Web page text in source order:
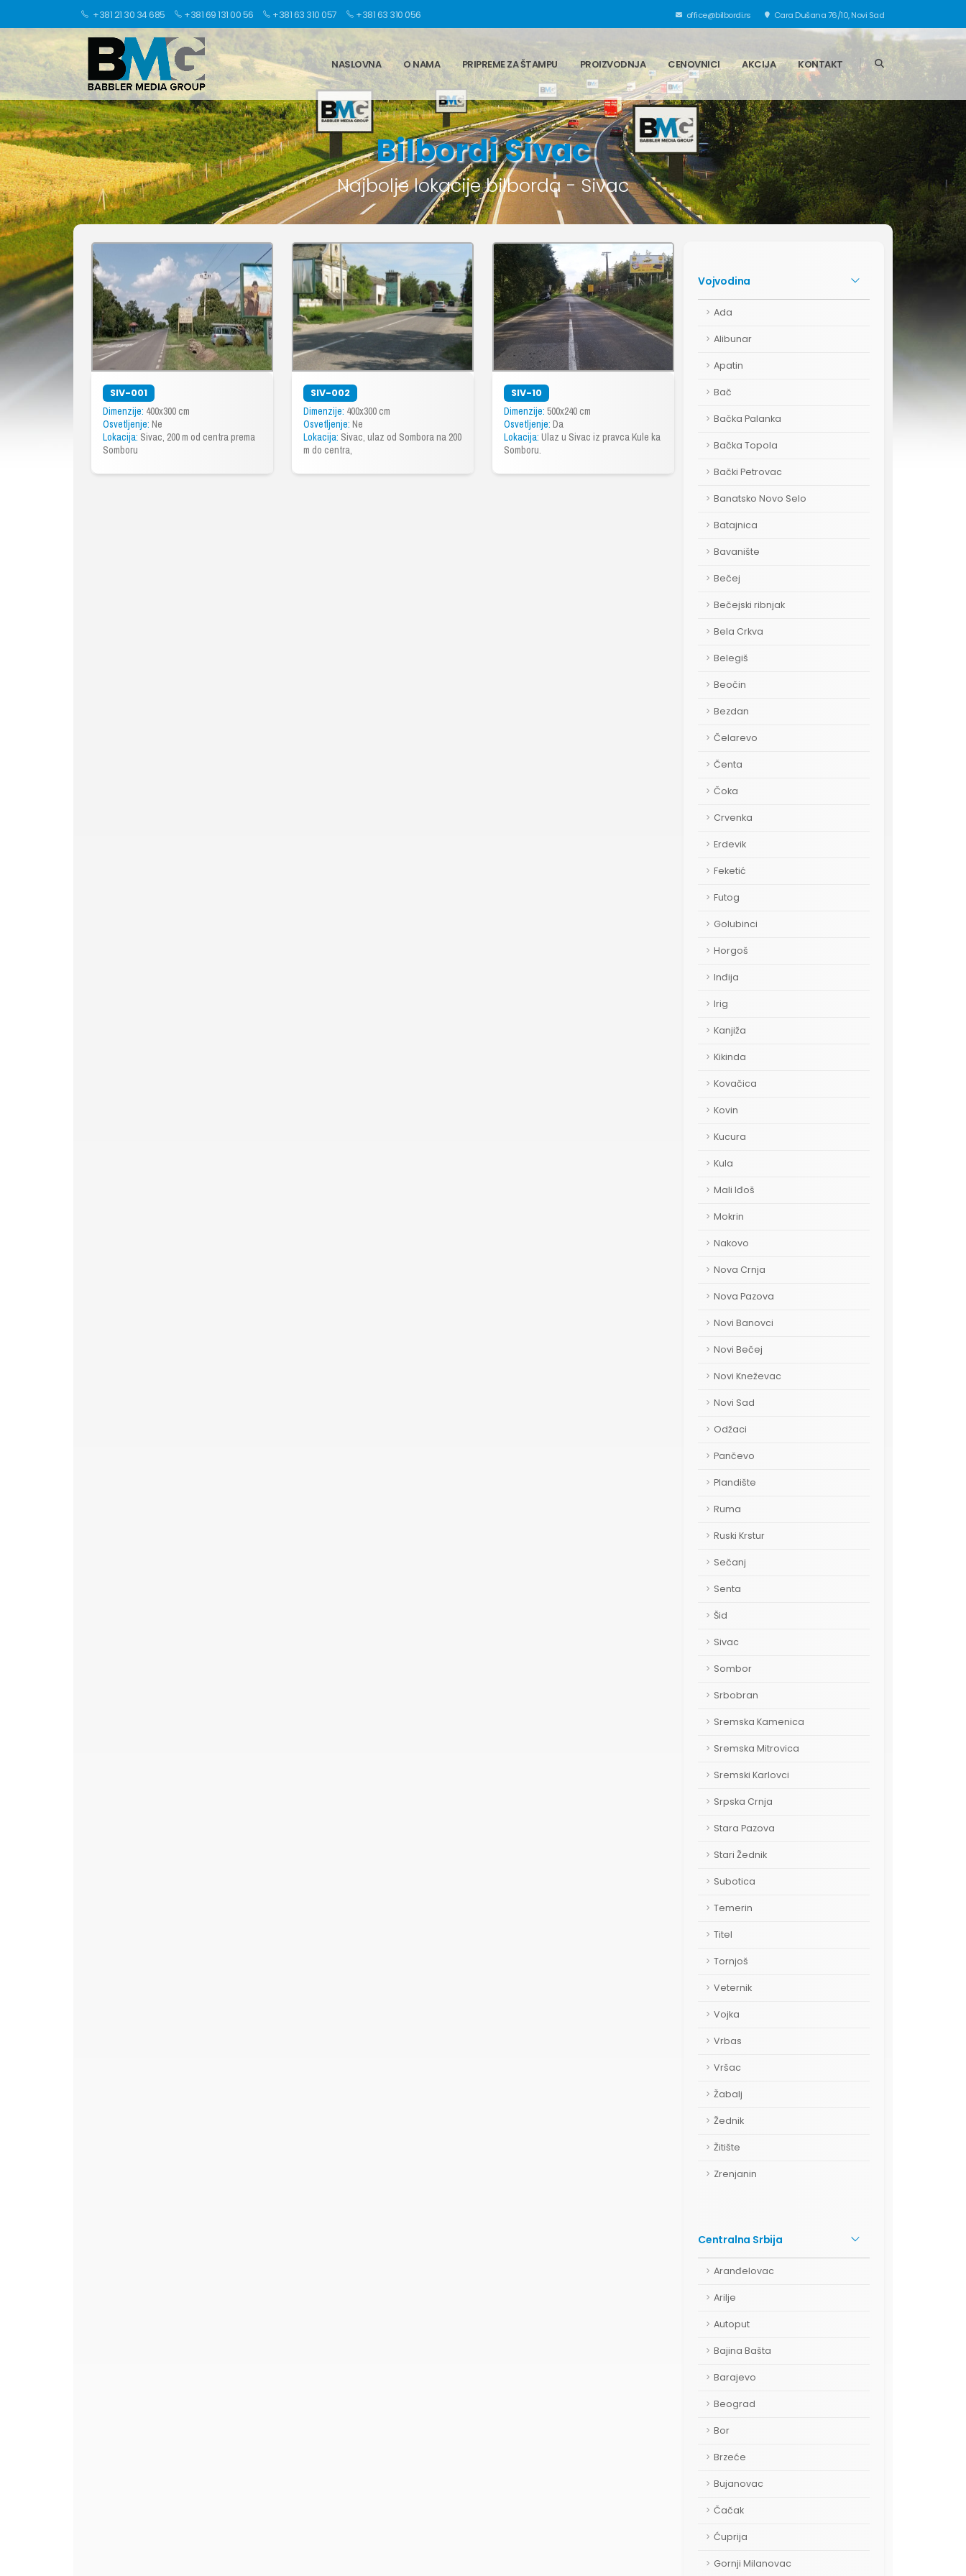
+381 21 30 34 685 +381 69 131 00 56 +381 63 310 057 +381 63 310 056 office@bilbordi.rs Cara Dušana 76/10, Novi Sad
NASLOVNA O NAMA PRIPREME ZA ŠTAMPU PROIZVODNJA CENOVNICI AKCIJA KONTAKT
Bilbordi Sivac
Najbolje lokacije bilborda - Sivac
Vojvodina
Ada
Alibunar
Apatin
Bač
Bačka Palanka
Bačka Topola
Bački Petrovac
Banatsko Novo Selo
Batajnica
Bavanište
Bečej
Bečejski ribnjak
Bela Crkva
Belegiš
Beočin
Bezdan
Čelarevo
Čenta
Čoka
Crvenka
Erdevik
Feketić
Futog
Golubinci
Horgoš
Inđija
Irig
Kanjiža
Kikinda
Kovačica
Kovin
Kucura
Kula
Mali Iđoš
Mokrin
Nakovo
Nova Crnja
Nova Pazova
Novi Banovci
Novi Bečej
Novi Kneževac
Novi Sad
Odžaci
Pančevo
Plandište
Ruma
Ruski Krstur
Sečanj
Senta
Šid
Sivac
Sombor
Srbobran
Sremska Kamenica
Sremska Mitrovica
Sremski Karlovci
Srpska Crnja
Stara Pazova
Stari Žednik
Subotica
Temerin
Titel
Tornjoš
Veternik
Vojka
Vrbas
Vršac
Žabalj
Žednik
Žitište
Zrenjanin
Centralna Srbija
Aranđelovac
Arilje
Autoput
Bajina Bašta
Barajevo
Beograd
Bor
Brzeće
Bujanovac
Čačak
Ćuprija
Gornji Milanovac
SIV-001
Dimenzije: 400x300 cm
Osvetljenje: Ne
Lokacija: Sivac, 200 m od centra prema
Somboru
SIV-002
Dimenzije: 400x300 cm
Osvetljenje: Ne
Lokacija: Sivac, ulaz od Sombora na 200
m do centra,
SIV-10
Dimenzije: 500x240 cm
Osvetljenje: Da
Lokacija: Ulaz u Sivac iz pravca Kule ka
Somboru.